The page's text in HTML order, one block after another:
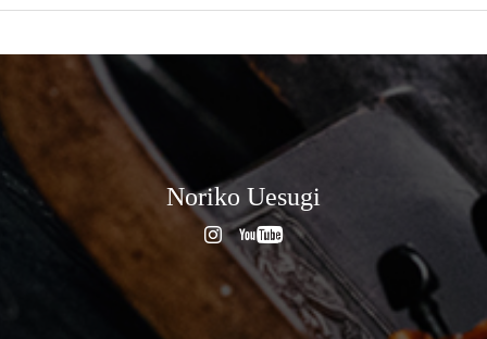
Noriko Uesugi